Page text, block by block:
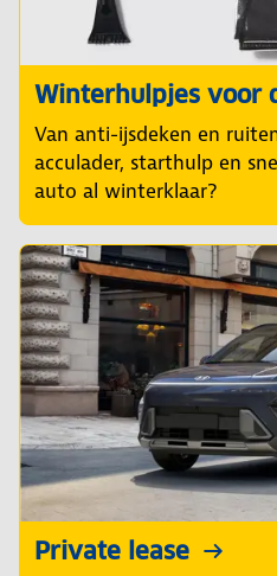
Winterhulpjes voor
Van anti-ijsdeken en
acculader, starthulp en
auto al winterklaar?
Private lease